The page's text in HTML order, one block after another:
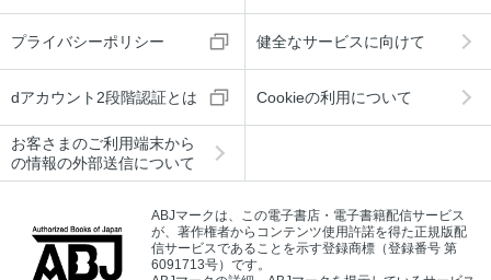
プライバシーポリシー 健全なサービスに向けて
dアカウント2段階認証とは Cookieの利用について
お客さまのご利用端末から
の情報の外部送信について
ABJマークは、この電子書店・電子書籍配信サービス
が、著作権者からコンテンツ使用許諾を得た正規版配
信サービスであることを示す登録商標（登録番号 第
6091713号）です。